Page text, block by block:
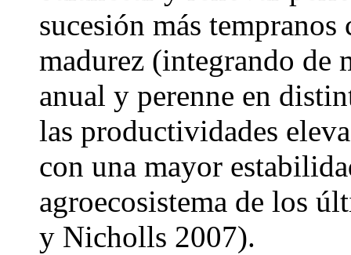
sucesión más
madurez (integrando de
anual y perenne en
las productividades
con una mayor
agroecosistema de los
y Nicholls 2007).